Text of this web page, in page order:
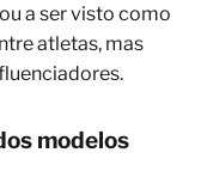
a ser visto como
atletas, mas
modelos